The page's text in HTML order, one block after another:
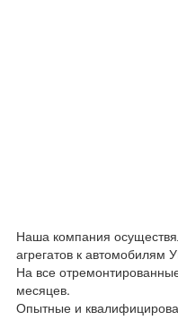
Наша компания
агрегатов к
На все
месяцев.
Опытные и